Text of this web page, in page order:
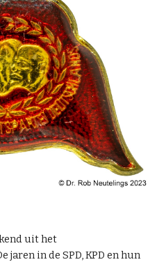
uit het
jaren in de SPD, KPD en hun